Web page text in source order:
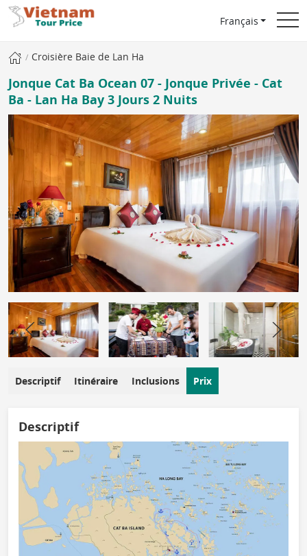
Français
Croisière Baie de Lan Ha
Jonque Cat Ba Ocean 07 - Jonque Privée - Cat
Ba - Lan Ha Bay 3 Jours 2 Nuits
Descriptif Itinéraire Inclusions Prix
Descriptif